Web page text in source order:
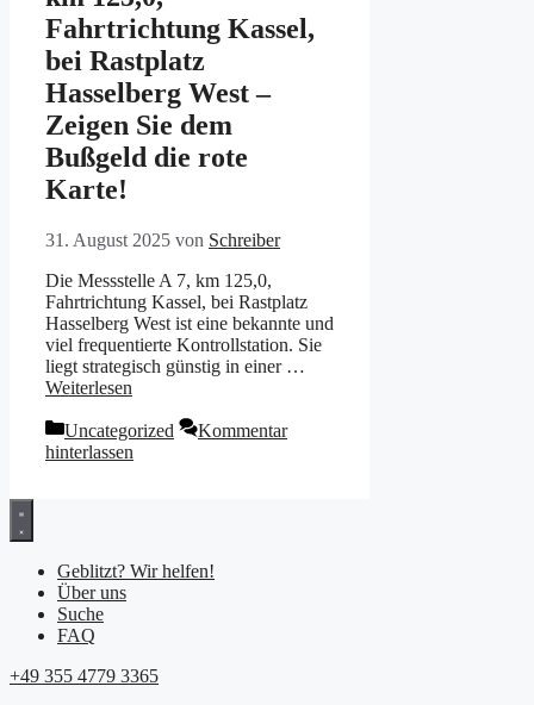
Fahrtrichtung Kassel,
bei Rastplatz
Hasselberg West –
Zeigen Sie dem
Bußgeld die rote
Karte!
31. August 2025 von Schreiber
Die Messstelle A 7, km 125,0,
Fahrtrichtung Kassel, bei Rastplatz
Hasselberg West ist eine bekannte und
viel frequentierte Kontrollstation. Sie
liegt strategisch günstig in einer …
Weiterlesen
Kategorien
Uncategorized
Kommentar
hinterlassen
Geblitzt? Wir helfen!
Über uns
Suche
FAQ
+49 355 4779 3365